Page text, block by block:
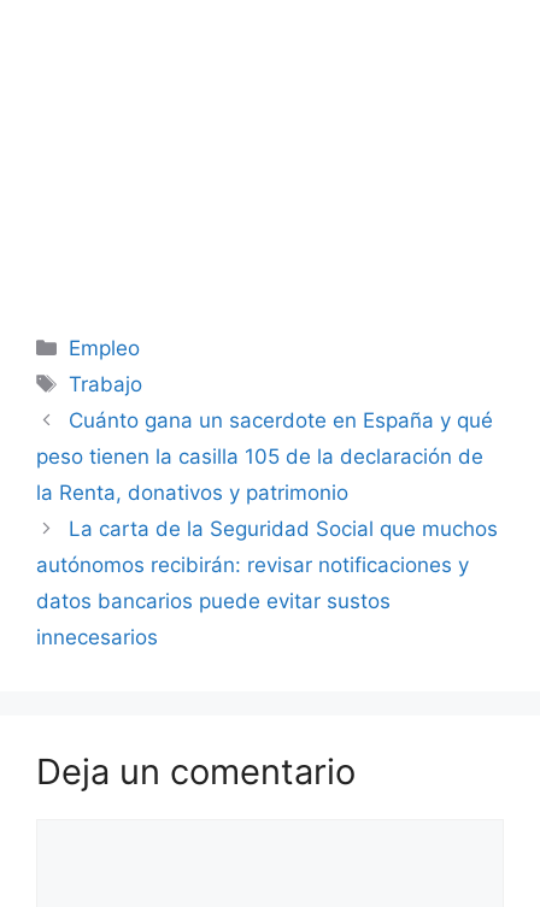
Categorías
Empleo
Etiquetas
Trabajo
Cuánto gana un sacerdote en España y qué
peso tienen la casilla 105 de la declaración de
la Renta, donativos y patrimonio
La carta de la Seguridad Social que muchos
autónomos recibirán: revisar notificaciones y
datos bancarios puede evitar sustos
innecesarios
Deja un comentario